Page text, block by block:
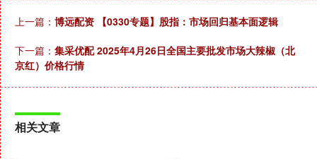
上一篇： 博远配资 【0330专题】股指：市场回归基本面逻辑
下一篇： 集采优配 2025年4月26日全国主要批发市场大辣椒（北
京红）价格行情
相关文章